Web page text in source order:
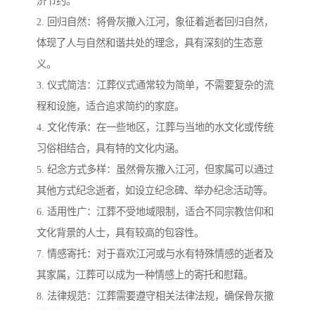
2. 回归自然：将骨灰撒入江河，象征着逝者回归自然，
体现了人与自然和谐共处的理念，具有深刻的生态意
义。
3. 仪式简洁：江葬仪式通常较为简单，不需要复杂的流
程和设施，适合追求简约的家庭。
4. 文化传承：在一些地区，江葬与当地的水文化或传统
习俗相结合，具有特的文化内涵。
5. 纪念方式多样：虽然骨灰撒入江河，但家属可以通过
其他方式纪念逝者，如设立纪念碑、举办纪念活动等。
6. 适用性广：江葬不受地域限制，适合不同宗教信仰和
文化背景的人士，具有较高的包容性。
7. 情感寄托：对于喜欢江河或与水有特殊情感的逝者及
其家属，江葬可以成为一种情感上的寄托和慰藉。
8. 法律规范：江葬需要遵守相关法律法规，确保骨灰撒